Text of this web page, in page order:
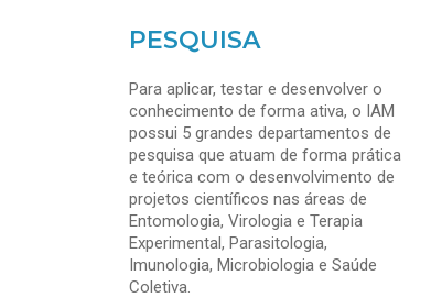
PESQUISA
Para aplicar, testar e desenvolver o
conhecimento de forma ativa, o IAM
possui 5 grandes departamentos de
pesquisa que atuam de forma prática
e teórica com o desenvolvimento de
projetos científicos nas áreas de
Entomologia, Virologia e Terapia
Experimental, Parasitologia,
Imunologia, Microbiologia e Saúde
Coletiva.